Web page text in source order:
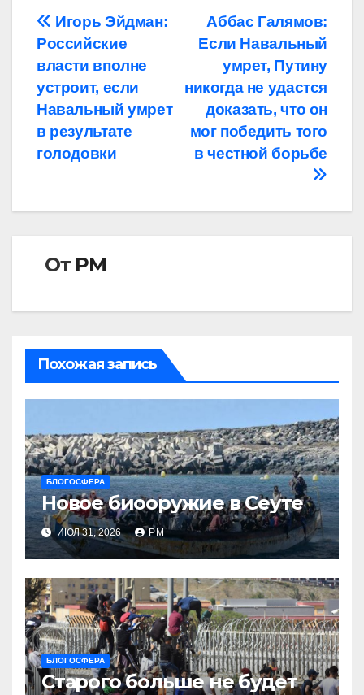
Навигация
по
записям
Аббас Галямов:
Если Навальный
умрет, Путину
никогда не удастся
доказать, что он
мог победить того
в честной борьбе
Игорь Эйдман:
Российские
власти вполне
устроит, если
Навальный умрет
в результате
голодовки
От РМ
Похожая запись
БЛОГОСФЕРА
Новое биооружие в Сеуте
ИЮЛ 31, 2026 РМ
БЛОГОСФЕРА
Старого больше не будет